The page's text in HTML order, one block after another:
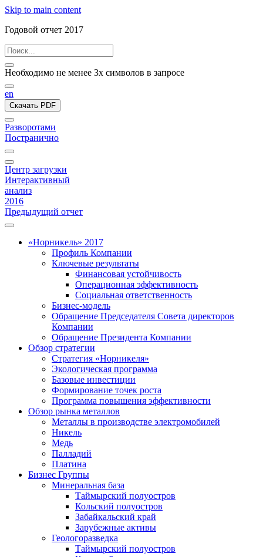
Skip to main content
Годовой отчет 2017
Необходимо не менее 3х символов в запросе
en
Скачать PDF
Разворотами
Постранично
Центр загрузки
Интерактивный
анализ
2016
Предыдущий отчет
«Норникель» 2017
Профиль Компании
Ключевые результаты
Финансовая устойчивость
Операционная эффективность
Социальная ответственность
Бизнес-модель
Обращение Председателя Совета директоров
Компании
Обращение Президента Компании
Обзор стратегии
Стратегия «Норникеля»
Экологическая программа
Базовые инвестиции
Формирование точек роста
Программа повышения эффективности
Обзор рынка металлов
Металлы в производстве электромобилей
Никель
Медь
Палладий
Платина
Бизнес Группы
Минеральная база
Таймырский полуостров
Кольский полуостров
Забайкальский край
Зарубежные активы
Геологоразведка
Таймырский полуостров